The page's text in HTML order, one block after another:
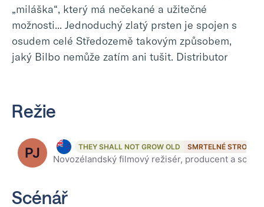
„miláška“, který má nečekané a užitečné
možnosti... Jednoduchý zlatý prsten je spojen s
osudem celé Středozemě takovým způsobem,
jaký Bilbo nemůže zatím ani tušit. Distributor
Režie
PJ Peter Jackson, 64
THEY SHALL NOT GROW OLD SMRTELNÉ STROJE
Scénář